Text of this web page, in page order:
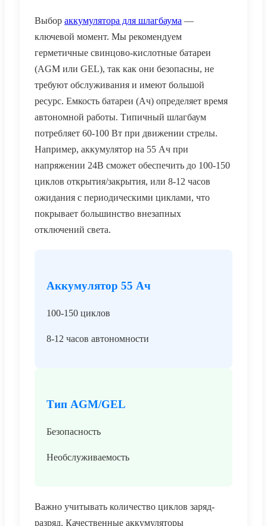
Выбор аккумулятора для шлагбаума —
ключевой момент. Мы рекомендуем
герметичные свинцово-кислотные батареи
(AGM или GEL), так как они безопасны, не
требуют обслуживания и имеют большой
ресурс. Емкость батареи (Ач) определяет время
автономной работы. Типичный шлагбаум
потребляет 60-100 Вт при движении стрелы.
Например, аккумулятор на 55 Ач при
напряжении 24В сможет обеспечить до 100-150
циклов открытия/закрытия, или 8-12 часов
ожидания с периодическими циклами, что
покрывает большинство внезапных
отключений света.
Аккумулятор 55 Ач
100-150 циклов
8-12 часов автономности
Тип AGM/GEL
Безопасность
Необслуживаемость
Важно учитывать количество циклов заряд-
разряд. Качественные аккумуляторы